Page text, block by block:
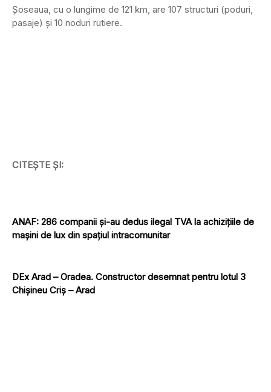
Șoseaua, cu o lungime de 121 km, are 107 structuri (poduri,
pasaje) și 10 noduri rutiere.
CITEȘTE ȘI:
ANAF: 286 companii și-au dedus ilegal TVA la achizițiile de
mașini de lux din spațiul intracomunitar
DEx Arad – Oradea. Constructor desemnat pentru lotul 3
Chișineu Criș – Arad